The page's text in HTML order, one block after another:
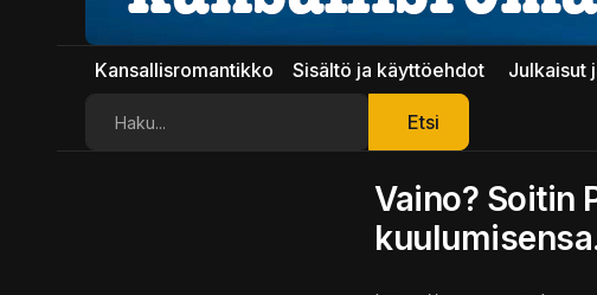
Kansallisromantikko Sisältö ja käyttöehdot Julkaisut
Etsi
Vaino? Soitin